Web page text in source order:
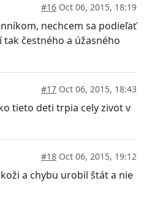
#16 Oct 06, 2015, 18:19
nechcem sa podieľať
čestného a úžasného
#17 Oct 06, 2015, 18:43
tieto deti trpia cely zivot v
#18 Oct 06, 2015, 19:12
a chybu urobil štát a nie